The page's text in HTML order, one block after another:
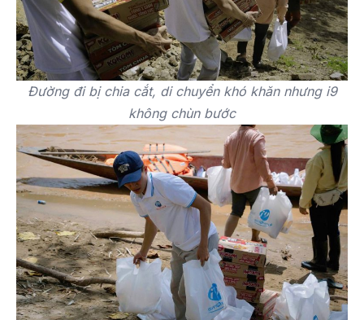
Đường đi bị chia cắt, di chuyển khó khăn nhưng i9
không chùn bước